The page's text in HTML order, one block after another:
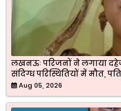
लखनऊः परिजनों ने लगाया
संदिग्ध परिस्थितियों में मौत,
Aug 05, 2026